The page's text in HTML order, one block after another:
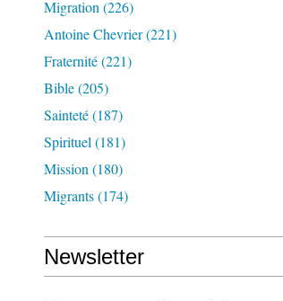
Migration (226)
Antoine Chevrier(221)
Fraternité(221)
Bible(205)
Sainteté(187)
Spirituel (181)
Mission (180)
Migrants(174)
Newsletter